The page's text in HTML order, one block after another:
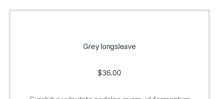
Grey longsleave
$36.00